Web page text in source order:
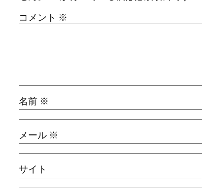
コメント ※
名前 ※
メール ※
サイト